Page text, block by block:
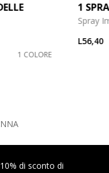
1 COLORE
1
Spray
L56,40
di sconto di